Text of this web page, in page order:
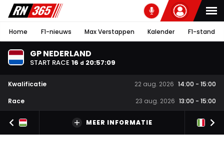
Home F1-nieuws Max Verstappen Kalender F1-stand
GP NEDERLAND
START RACE 16 d 20:57:09
Kwalificatie 22 aug. 2026 14:00 - 15:00
Race
23 aug. 2026 13:00 - 15:00
MEER INFORMATIE